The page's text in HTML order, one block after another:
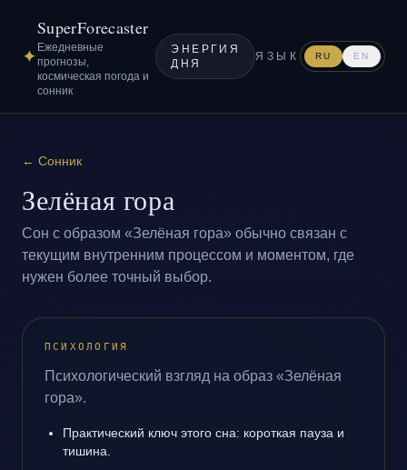
✦
SuperForecaster
Ежедневные
прогнозы,
космическая погода и
сонник
ЭНЕРГИЯ
ДНЯ
ЯЗЫК RU EN
← Сонник
Зелёная гора
Сон с образом «Зелёная гора» обычно связан с
текущим внутренним процессом и моментом, где
нужен более точный выбор.
ПСИХОЛОГИЯ
Психологический взгляд на образ «Зелёная
гора».
Практический ключ этого сна: короткая пауза и
тишина.